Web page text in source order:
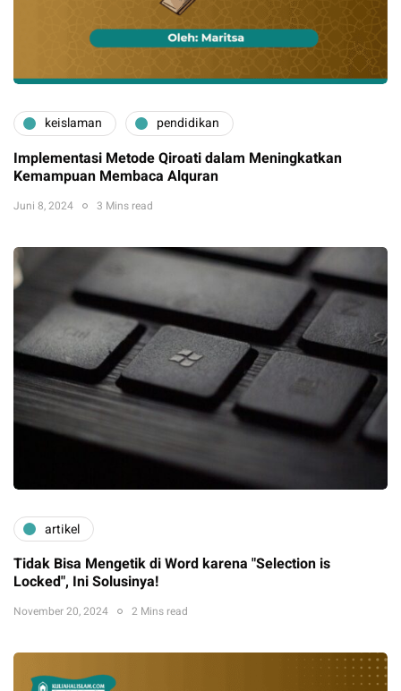
keislaman pendidikan
Implementasi Metode Qiroati dalam Meningkatkan
Kemampuan Membaca Alquran
Juni 8, 2024 3 Mins read
artikel
Tidak Bisa Mengetik di Word karena "Selection is
Locked", Ini Solusinya!
November 20, 2024 2 Mins read